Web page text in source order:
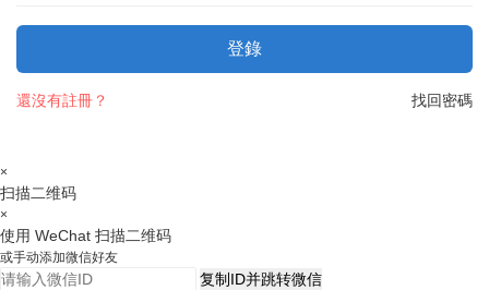
登錄
找回密碼
還沒有註冊？
×
扫描二维码
×
使用 WeChat 扫描二维码
或手动添加微信好友
复制ID并跳转微信